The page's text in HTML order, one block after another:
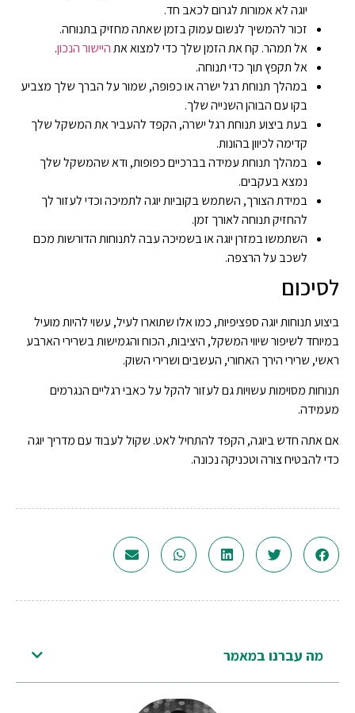
יוגה לא אמורות לגרום לכאב חד.
זכור להמשיך לנשום עמוק בזמן שאתה מחזיק בתנוחה.
אל תמהר. קח את הזמן שלך כדי למצוא אתהיישור הנכון.
אל תקפץ תוך כדי תנוחה.
במהלך תנוחת רגל ישרה או כפופה, שמור על הברך שלך מצביע
בקו עם הבוהן השנייה שלך.
בעת ביצוע תנוחת רגל ישרה, הקפד להעביר את המשקל שלך
קדימה לכיוון בהונות.
במהלך תנוחת עמידה בברכיים כפופות, ודא שהמשקל שלך
נמצא בעקבים.
במידת הצורך, השתמש בקוביות יוגה לתמיכה וכדי לעזור לך
להחזיק תנוחה לאורך זמן.
השתמשו במזרן יוגה או בשמיכה עבה לתנוחות הדורשות מכם
לשכב על הרצפה.
לסיכום
ביצוע תנוחות יוגה ספציפיות, כמו אלו שתוארו לעיל, עשוי להיות מועיל
במיוחד לשיפור שיווי המשקל, היציבות, הכוח והגמישות בשרירי הארבע
ראשי, שרירי הירך האחורי, העשבים ושרירי השוק.
תנוחות מסוימות עשויות גם לעזור להקל על כאבי רגליים הנגרמים
מעמידה.
אם אתה חדש ביוגה, הקפד להתחיל לאט. שקול לעבוד עם מדריך יוגה
כדי להבטיח צורה וטכניקה נכונה.
מה עברנו במאמר